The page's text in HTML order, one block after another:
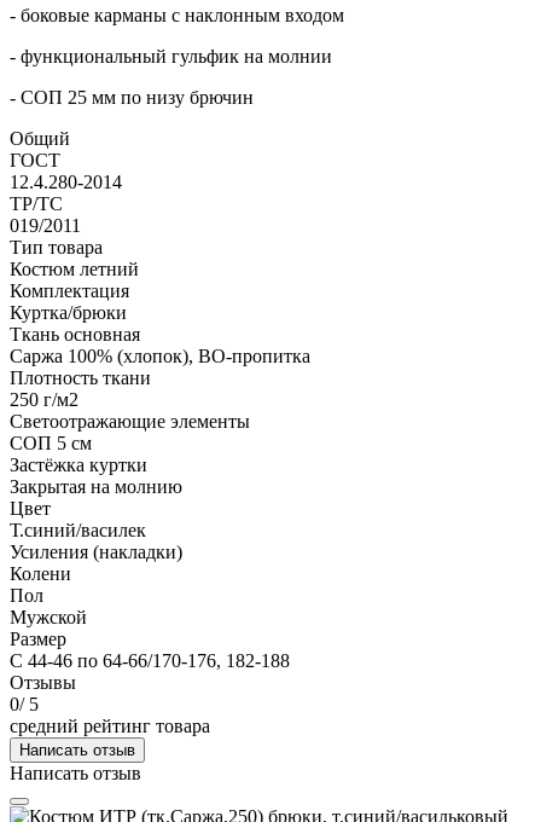
- боковые карманы с наклонным входом
- функциональный гульфик на молнии
- СОП 25 мм по низу брючин
Общий
ГОСТ
12.4.280-2014
ТР/ТС
019/2011
Тип товара
Костюм летний
Комплектация
Куртка/брюки
Ткань основная
Саржа 100% (хлопок), ВО-пропитка
Плотность ткани
250 г/м2
Светоотражающие элементы
СОП 5 см
Застёжка куртки
Закрытая на молнию
Цвет
Т.синий/василек
Усиления (накладки)
Колени
Пол
Мужской
Размер
С 44-46 по 64-66/170-176, 182-188
Отзывы
0/ 5
средний рейтинг товара
Написать отзыв
Написать отзыв